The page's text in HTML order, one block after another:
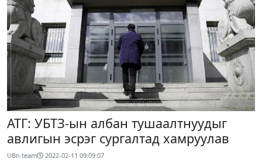
АТГ: УБТЗ-ын албан тушаалтнуудыг
авлигын эсрэг сургалтад хамруулав
UBn team 2022-02-11 09:09:07